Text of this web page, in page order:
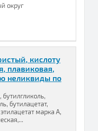
округ
кислоту
плавиковая,
неликвиды по
бутилацетат,
марка А,